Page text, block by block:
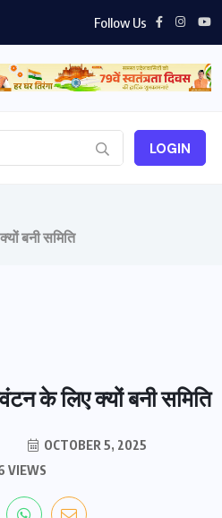
Follow Us
LOGIN
बनी समिति
के लिए क्यों बनी समिति
OCTOBER 5, 2025
VIEWS